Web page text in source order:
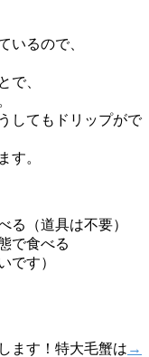
いるので、
で、
してもドリップがで
す。
る（道具は不要）
で食べる
です）
ます！特大毛蟹は →